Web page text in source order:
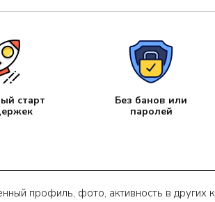
старт
Без банов или
паролей
профиль, фото, активность в других